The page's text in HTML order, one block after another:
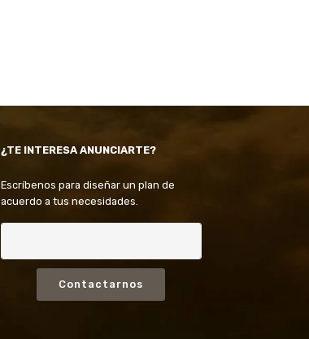
¿TE INTERESA ANUNCIARTE?
Escríbenos para diseñar un plan de
acuerdo a tus necesidades.
Contactarnos